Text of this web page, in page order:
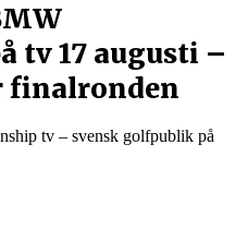
tv 17 augusti –
finalronden